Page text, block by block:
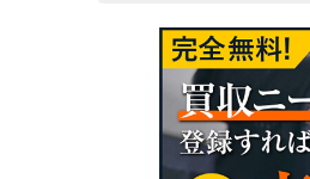
合資会社の事業承
合資会社における
合資会社のM&Aは